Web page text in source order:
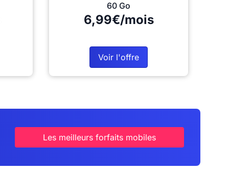
60 Go
6,99€/mois
Voir l'offre
Les meilleurs forfaits mobiles